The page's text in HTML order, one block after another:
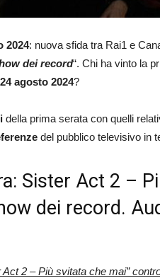
2024: nuova sfida tra Rai1 e
dei record“. Chi ha vinto la
agosto 2024?
della prima serata con quelli
del pubblico televisivo in
Sister Act 2 –
dei record.
2 – Più svitata che mai”